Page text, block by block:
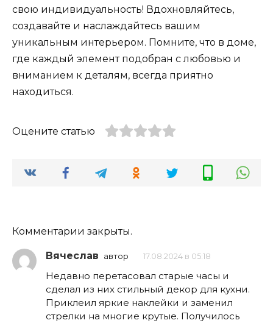
свою индивидуальность! Вдохновляйтесь,
создавайте и наслаждайтесь вашим
уникальным интерьером. Помните, что в доме,
где каждый элемент подобран с любовью и
вниманием к деталям, всегда приятно
находиться.
Оцените статью
Комментарии закрыты.
Вячеслав автор 17.08.2024 в 05:18
Недавно перетасовал старые часы и
сделал из них стильный декор для кухни.
Приклеил яркие наклейки и заменил
стрелки на многие крутые. Получилось